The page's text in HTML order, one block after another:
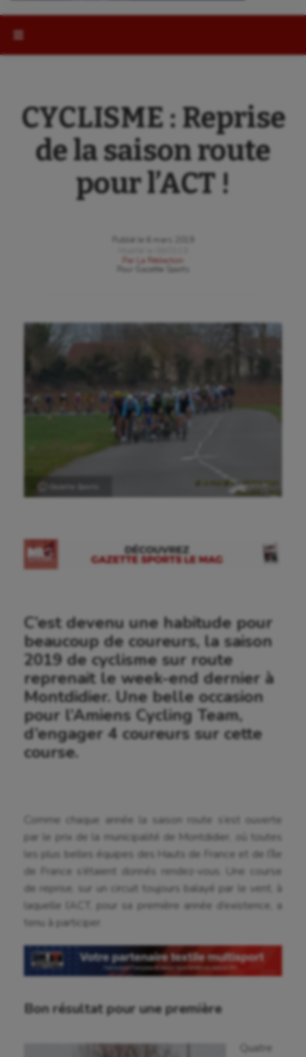
Aéronautique
Athlétisme
Auto
Aviron
Balle à la main
CYCLISME : Reprise
de la saison route
pour l’ACT !
Publié le
6 mars 2019
Par
La Rédaction
Gazette Sports
C’est devenu une habitude pour
beaucoup de coureurs, la saison
2019 de cyclisme sur route
reprenait le week-end dernier à
Montdidier. Une belle occasion
pour l’Amiens Cycling Team,
d’engager 4 coureurs sur cette
course.
Comme chaque année la saison route s’est ouverte
par le prix de la municipalité de Montdidier, où toutes
les plus belles équipes des Hauts de France et de l’île
de France s’étaient donnés rendez-vous. Une course
de reprise, sur un circuit toujours balayé par le vent, à
laquelle l’ACT, pour sa première année d’existence, a
tenu à participer.
Bon résultat pour une première
Quatre